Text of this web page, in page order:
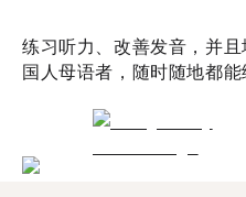
练习听力、改善发音，并
国人母语者，随时随地都能